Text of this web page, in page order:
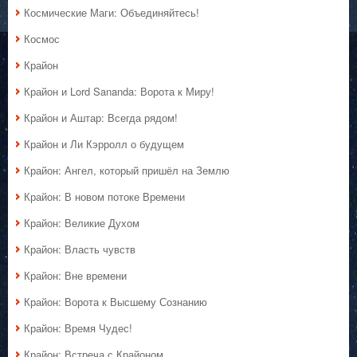
Космические Маги: Объединяйтесь!
Космос
Крайон
Крайон и Lord Sananda: Ворота к Миру!
Крайон и Аштар: Всегда рядом!
Крайон и Ли Кэрролл о будущем
Крайон: Ангел, который пришёл на Землю
Крайон: В новом потоке Времени
Крайон: Великие Духом
Крайон: Власть чувств
Крайон: Вне времени
Крайон: Ворота к Высшему Сознанию
Крайон: Время Чудес!